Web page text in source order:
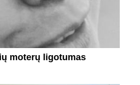
moterų ligotumas